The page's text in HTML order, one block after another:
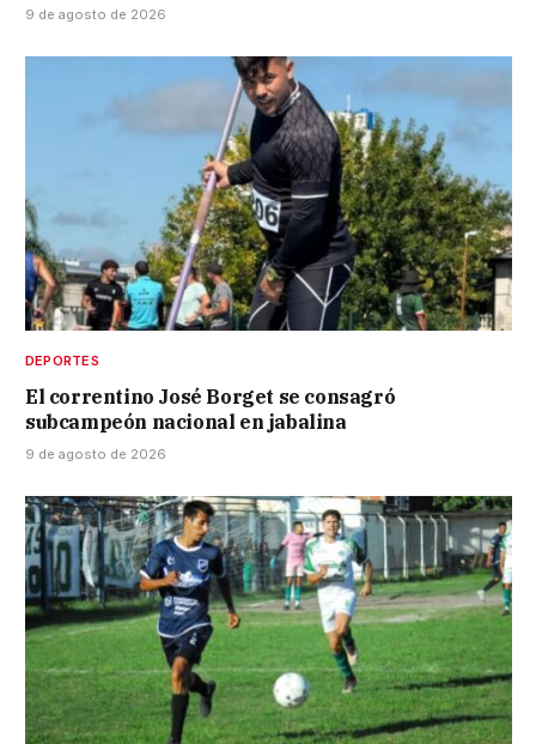
9 de agosto de 2026
DEPORTES
El correntino José Borget se consagró
subcampeón nacional en jabalina
9 de agosto de 2026